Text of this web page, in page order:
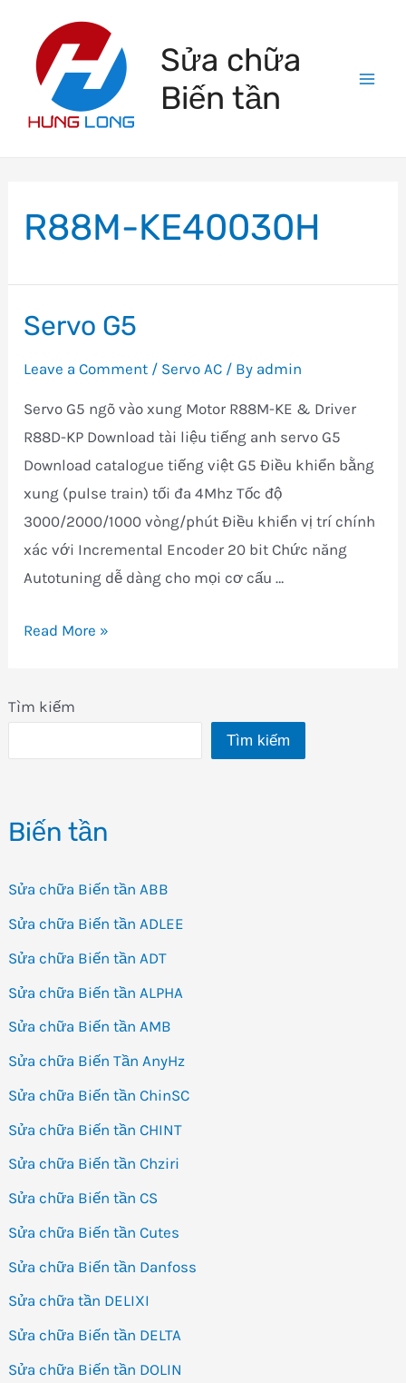
content
Sửa chữa
Biến tần
Tìm kiếm
Tìm kiếm
Biến tần
Sửa chữa Biến tần ABB
Sửa chữa Biến tần ADLEE
Sửa chữa Biến tần ADT
Sửa chữa Biến tần ALPHA
Sửa chữa Biến tần AMB
Sửa chữa Biến Tần AnyHz
Sửa chữa Biến tần ChinSC
Sửa chữa Biến tần CHINT
Sửa chữa Biến tần Chziri
Sửa chữa Biến tần CS
Sửa chữa Biến tần Cutes
Sửa chữa Biến tần Danfoss
Sửa chữa tần DELIXI
Sửa chữa Biến tần DELTA
Sửa chữa Biến tần DOLIN
R88M-KE40030H
Servo G5
Leave a Comment / Servo AC / By admin
Servo G5 ngõ vào xung Motor R88M-KE & Driver
R88D-KP Download tài liệu tiếng anh servo G5
Download catalogue tiếng việt G5 Điều khiển bằng
xung (pulse train) tối đa 4Mhz Tốc độ
3000/2000/1000 vòng/phút Điều khiển vị trí chính
xác với Incremental Encoder 20 bit Chức năng
Autotuning dễ dàng cho mọi cơ cấu …
Servo
Read More »